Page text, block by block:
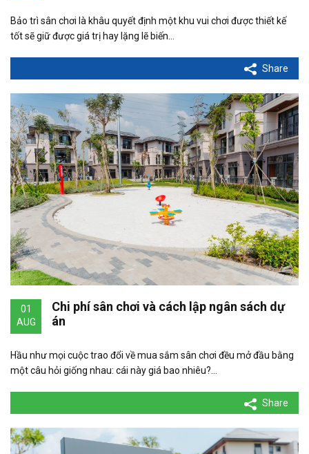
Bảo trì sân chơi là khâu quyết định một khu vui chơi được thiết kế
tốt sẽ giữ được giá trị hay lặng lẽ biến…
Share
01
AUG
Chi phí sân chơi và cách lập ngân sách dự
án
Hầu như mọi cuộc trao đổi về mua sắm sân chơi đều mở đầu bằng
một câu hỏi giống nhau: cái này giá bao nhiêu?…
Share